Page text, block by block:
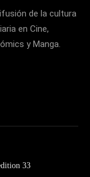
de la cultura
en Cine,
y Manga.
33